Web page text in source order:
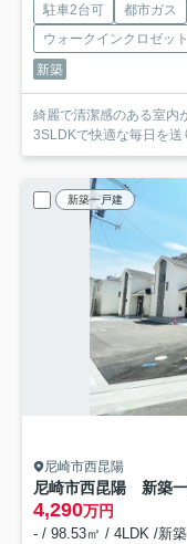
駐車2台可 都市ガス
ウォークインクロゼット
新築
綺麗で清潔感のある室内
3SLDKで快適な毎日を
新築一戸建
尼崎市西昆陽
尼崎市西昆陽 新築
4,290万円
- / 98.53㎡ / 4LDK /新築